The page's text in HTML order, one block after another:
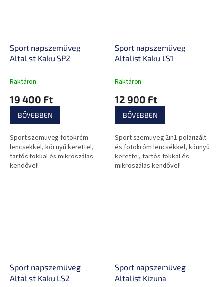
Sport napszemüveg
Altalist Kaku SP2
Raktáron
19 400 Ft
BŐVEBBEN
Sport szemüveg fotokróm
lencsékkel, könnyű kerettel,
tartós tokkal és mikroszálas
kendővel!
Sport napszemüveg
Altalist Kaku LS1
Raktáron
12 900 Ft
BŐVEBBEN
Sport szemüveg 2in1 polarizált
és fotokróm lencsékkel, könnyű
kerettel, tartós tokkal és
mikroszálas kendővel!
Sport napszemüveg
Altalist Kaku LS2
Sport napszemüveg
Altalist Kizuna